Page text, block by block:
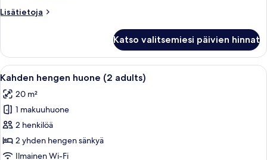
1Lisätietoja
Lisätietoja
(2
Adults
+
Child)
Katso valitsemiesi päivien hinnat
Avaa
kaikki
huonetyypin
Kahden
hengen
huone
(2
Parivuode kuviollisella
3
Kahden hengen huone (2 adults)
20 m²
1 makuuhuone
2 henkilöä
2 yhden hengen sänkyä
Ilmainen Wi-Fi